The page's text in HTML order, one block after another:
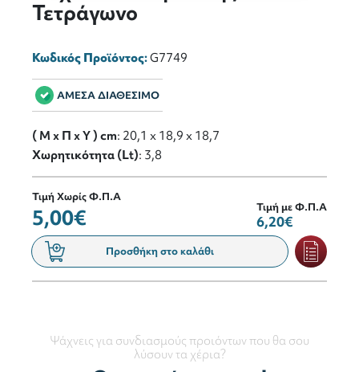
Τετράγωνο
Κωδικός Προϊόντος:G7749
ΑΜΕΣΑ ΔΙΑΘΕΣΙΜΟ
( M x Π x Y ) cm: 20,1 x 18,9 x 18,7
Χωρητικότητα (Lt): 3,8
Τιμή Χωρίς Φ.Π.Α
5,00€ Τιμή με Φ.Π.Α
6,20€
Προσθήκη στο καλάθι
Ψάχνεις για συνδιασμούς προιόντων που θα σου
λύσουν τα χέρια?